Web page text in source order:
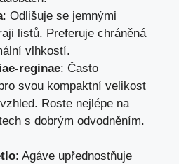
: Odlišuje se jemnými
listů. Preferuje chráněná
vlhkostí.
reginae: Často
svou kompaktní velikost
Roste nejlépe na
s dobrým odvodněním.
: Agáve upřednostňuje